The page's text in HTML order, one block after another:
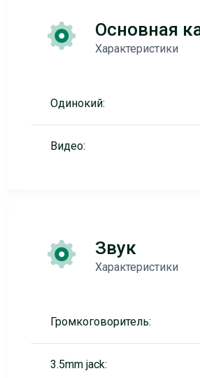
Основная
Характеристики
Одинокий:
Видео:
Звук
Характеристики
Громкоговоритель:
3.5mm jack: